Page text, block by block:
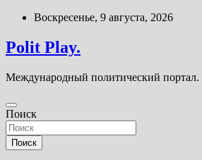
Перейти
содержимому
Воскресенье, 9 августа, 2026
Polit Play.
Международный политический портал.
Поиск
Поиск